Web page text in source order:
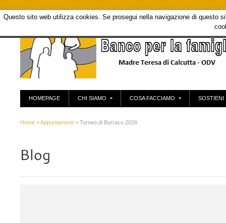
Questo sito web utilizza cookies. Se prosegui nella navigazione di questo
HOMEPAGE CHI SIAMO COSA FACCIAMO SOSTIENI
Home >Appuntamenti > Torneo di Burraco 2026